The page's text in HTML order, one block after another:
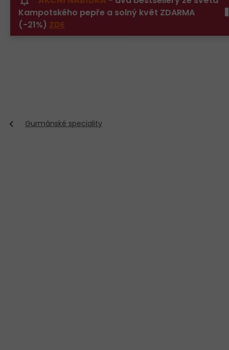
obsah
Kampotského pepře a solný květ ZDARMA
(-21%) ZDE
Gurmánské speciality